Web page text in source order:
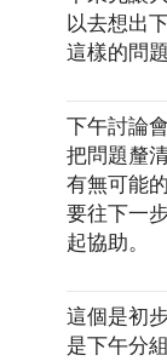
以去想出
這樣的問
下午討論
把問題釐
有無可能
要往下一
起協助。
這個是初
是下午分